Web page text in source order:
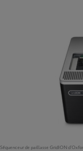
Séquenceur de paillasse GridION